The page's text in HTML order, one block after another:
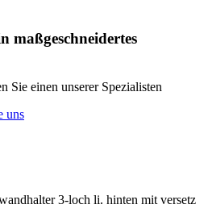
maßgeschneidertes
Sie einen unserer Spezialisten
uns
3-loch li. hinten mit versetz